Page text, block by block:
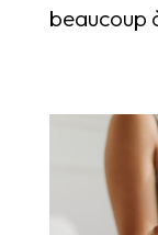
beaucoup